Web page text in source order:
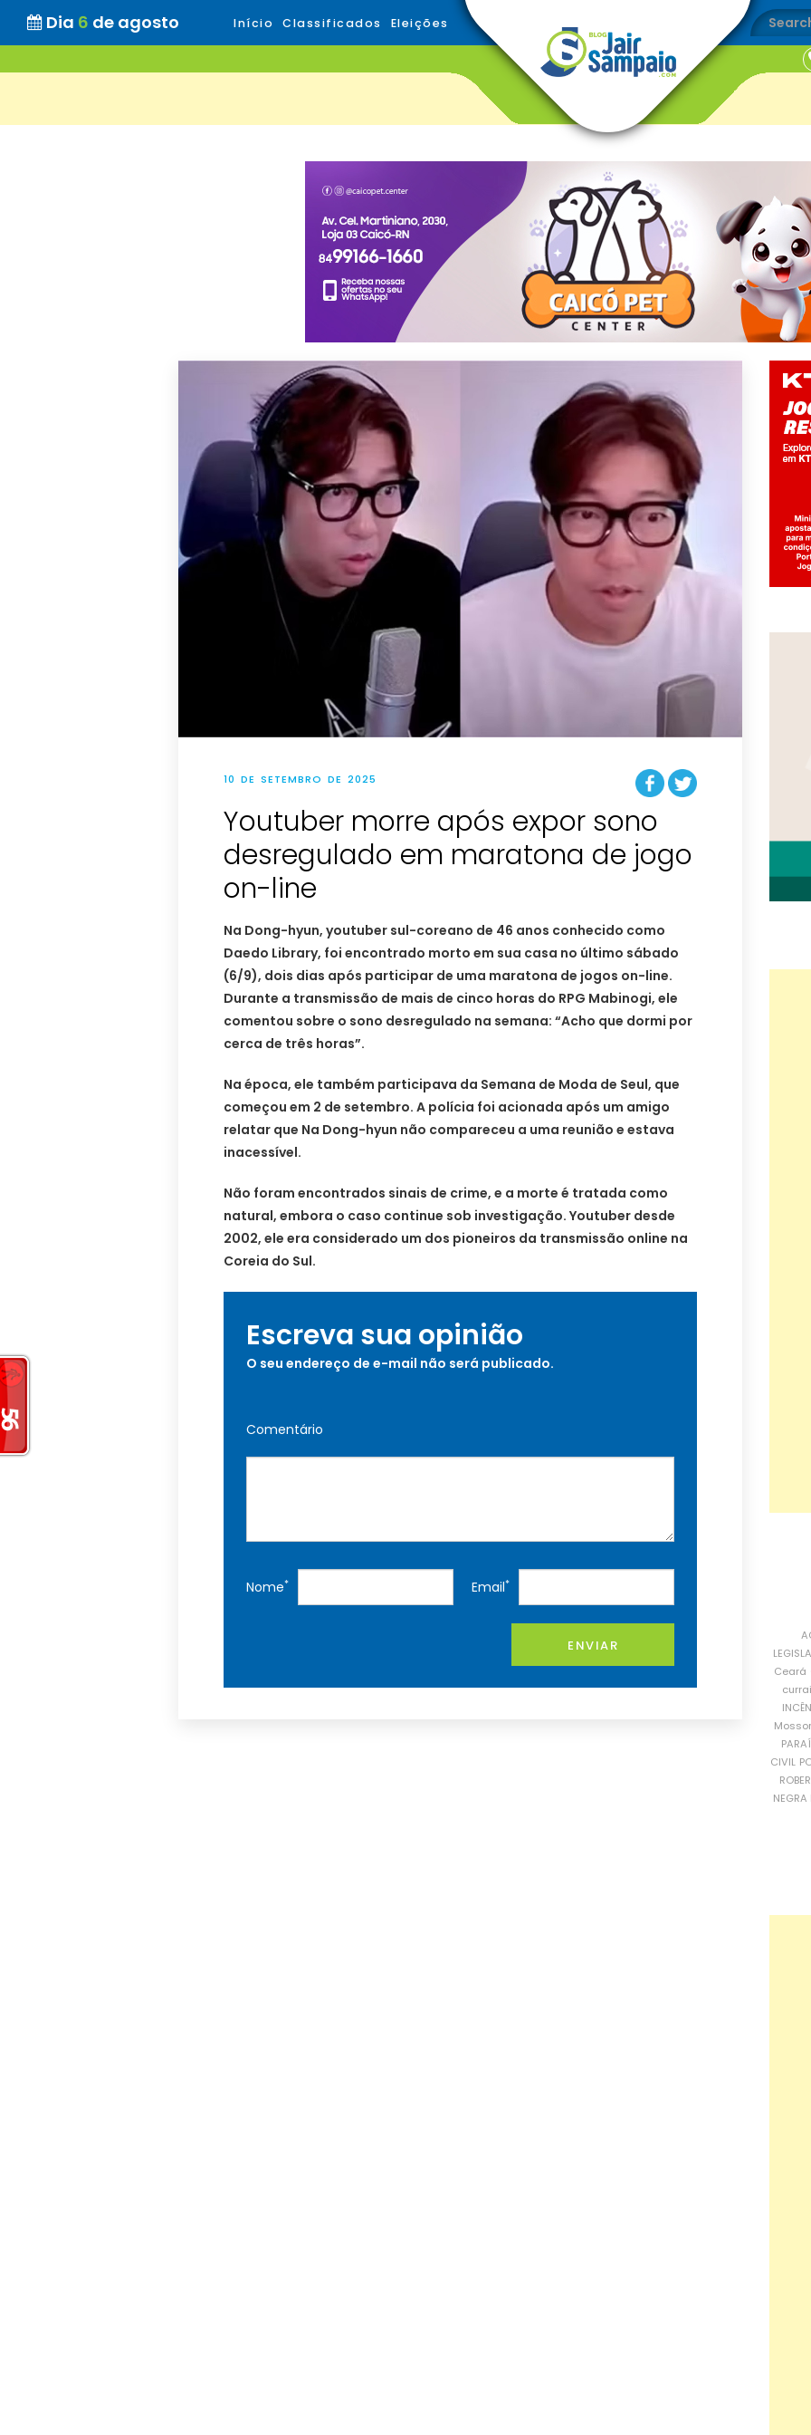
Dia 6 de agosto Início Classificados Eleições
10 DE SETEMBRO DE 2025
Youtuber morre após expor sono
desregulado em maratona de jogo
on-line
Na Dong-hyun, youtuber sul-coreano de 46 anos conhecido como
Daedo Library, foi encontrado morto em sua casa no último sábado
(6/9), dois dias após participar de uma maratona de jogos on-line.
Durante a transmissão de mais de cinco horas do RPG Mabinogi, ele
comentou sobre o sono desregulado na semana: “Acho que dormi por
cerca de três horas”.
Na época, ele também participava da Semana de Moda de Seul, que
começou em 2 de setembro. A polícia foi acionada após um amigo
relatar que Na Dong-hyun não compareceu a uma reunião e estava
inacessível.
Não foram encontrados sinais de crime, e a morte é tratada como
natural, embora o caso continue sob investigação. Youtuber desde
2002, ele era considerado um dos pioneiros da transmissão online na
Coreia do Sul.
Escreva sua opinião
O seu endereço de e-mail não será publicado.
Comentário
Nome* Email*
ENVIAR
Ceará
CIVIL
NEGRA